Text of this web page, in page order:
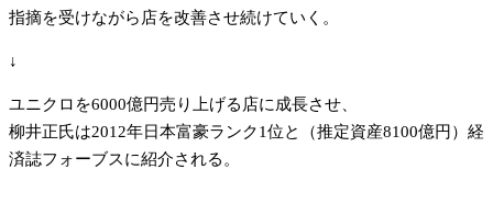
指摘を受けながら店を改善させ続けていく。
↓
ユニクロを6000億円売り上げる店に成長させ、
柳井正氏は2012年日本富豪ランク1位と（推定資産8100億円）経
済誌フォーブスに紹介される。